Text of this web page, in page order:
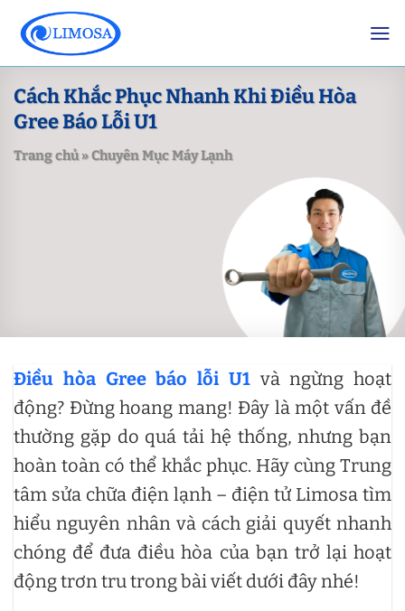
content
Cách Khắc Phục Nhanh Khi Điều Hòa
Gree Báo Lỗi U1
Trang chủ»Chuyên Mục Máy Lạnh
Điều hòa Gree báo lỗi U1 và ngừng hoạt
động? Đừng hoang mang! Đây là một vấn đề
thường gặp do quá tải hệ thống, nhưng bạn
hoàn toàn có thể khắc phục. Hãy cùng Trung
tâm sửa chữa điện lạnh – điện tử Limosa tìm
hiểu nguyên nhân và cách giải quyết nhanh
chóng để đưa điều hòa của bạn trở lại hoạt
động trơn tru trong bài viết dưới đây nhé!